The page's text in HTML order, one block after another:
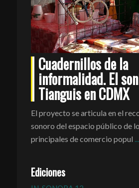
Cuadernillos de la
informalidad. El
Tianguis en CDMX
El proyecto se articula en el
sonoro del espacio público de
principales de comercio popul
Ediciones